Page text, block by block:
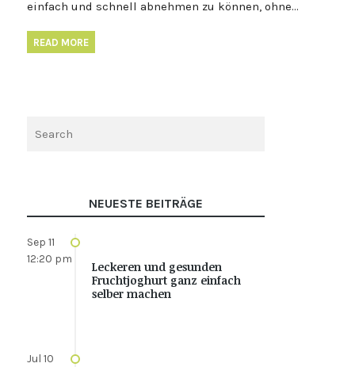
einfach und schnell abnehmen zu können, ohne…
READ MORE
NEUESTE BEITRÄGE
Sep 11
12:20 pm
Leckeren und gesunden
Fruchtjoghurt ganz einfach
selber machen
Jul 10